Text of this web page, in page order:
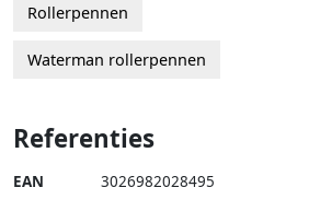
Rollerpennen
Waterman rollerpennen
Referenties
EAN 3026982028495